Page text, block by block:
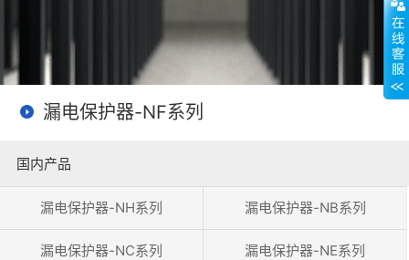
漏电保护器-NF系列
国内产品
漏电保护器-NH系列 漏电保护器-NB系列
漏电保护器-NC系列 漏电保护器-NE系列